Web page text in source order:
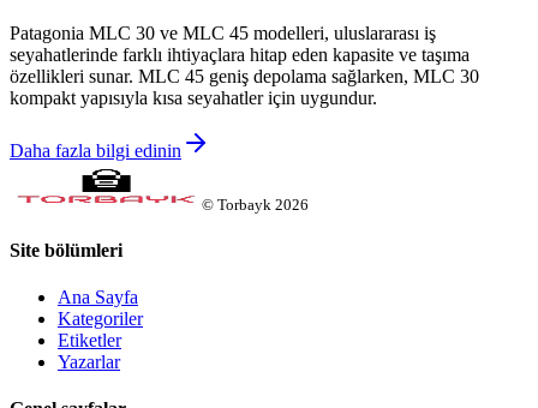
Patagonia MLC 30 ve MLC 45 modelleri, uluslararası iş
seyahatlerinde farklı ihtiyaçlara hitap eden kapasite ve taşıma
özellikleri sunar. MLC 45 geniş depolama sağlarken, MLC 30
kompakt yapısıyla kısa seyahatler için uygundur.
Daha fazla bilgi edinin
© Torbayk 2026
Site bölümleri
Ana Sayfa
Kategoriler
Etiketler
Yazarlar